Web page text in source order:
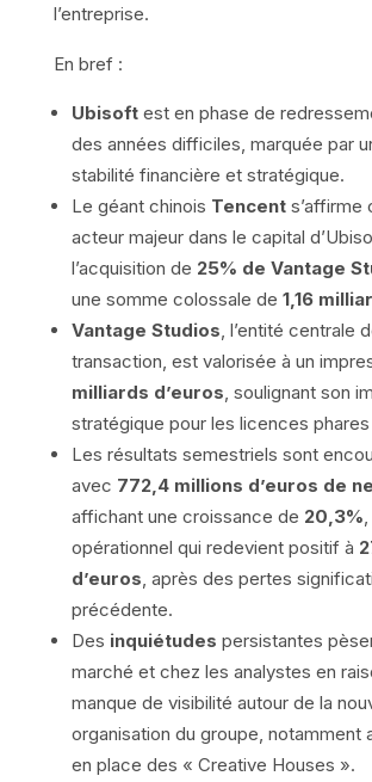
l’entreprise.
En bref :
Ubisoftest en phase de
des années difficiles, marquée par
stabilité financière et stratégique.
Le géant chinois Tencents’affirme
acteur majeur dans le capital
l’acquisition de 25% de Vantage
une somme colossale de 1,16
Vantage Studios , l’entité centrale
transaction, est valorisée à un
milliards d’euros , soulignant son
stratégique pour les licences phares
Les résultats semestriels sont
avec 772,4 millions d’euros de
affichant une croissance de 20,3%
opérationnel qui redevient positif à
d’euros , après des pertes
précédente.
Des inquiétudes persistantes
marché et chez les analystes en
manque de visibilité autour de la
organisation du groupe, notamment
en place des « Creative Houses ».